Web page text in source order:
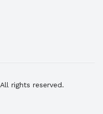
rights reserved.